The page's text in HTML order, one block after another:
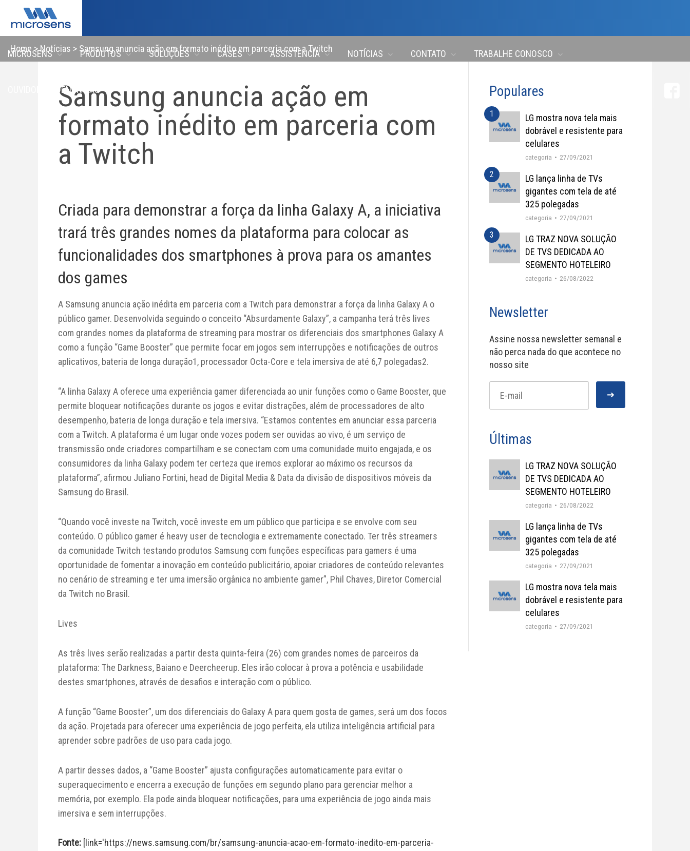
MICROSENS PRODUTOS SOLUÇÕES CASES ASSISTÊNCIA NOTÍCIAS CONTATO TRABALHE CONOSCO
OUVIDORIA \ DENÚNCIAS
Home>Notícias > Samsung anuncia ação em formato inédito em parceria com a Twitch
Samsung anuncia ação em
formato inédito em parceria com
a Twitch
Criada para demonstrar a força da linha Galaxy A, a iniciativa
trará três grandes nomes da plataforma para colocar as
funcionalidades dos smartphones à prova para os amantes
dos games
A Samsung anuncia ação inédita em parceria com a Twitch para demonstrar a força da linha Galaxy A o
público gamer. Desenvolvida seguindo o conceito “Absurdamente Galaxy”, a campanha terá três lives
com grandes nomes da plataforma de streaming para mostrar os diferenciais dos smartphones Galaxy A
como a função “Game Booster” que permite focar em jogos sem interrupções e notificações de outros
aplicativos, bateria de longa duração1, processador Octa-Core e tela imersiva de até 6,7 polegadas2.
“A linha Galaxy A oferece uma experiência gamer diferenciada ao unir funções como o Game Booster, que
permite bloquear notificações durante os jogos e evitar distrações, além de processadores de alto
desempenho, bateria de longa duração e tela imersiva. “Estamos contentes em anunciar essa parceria
com a Twitch. A plataforma é um lugar onde vozes podem ser ouvidas ao vivo, é um serviço de
transmissão onde criadores compartilham e se conectam com uma comunidade muito engajada, e os
consumidores da linha Galaxy podem ter certeza que iremos explorar ao máximo os recursos da
plataforma”, afirmou Juliano Fortini, head de Digital Media & Data da divisão de dispositivos móveis da
Samsung do Brasil.
“Quando você investe na Twitch, você investe em um público que participa e se envolve com seu
conteúdo. O público gamer é heavy user de tecnologia e extremamente conectado. Ter três streamers
da comunidade Twitch testando produtos Samsung com funções específicas para gamers é uma
oportunidade de fomentar a inovação em conteúdo publicitário, apoiar criadores de conteúdo relevantes
no cenário de streaming e ter uma imersão orgânica no ambiente gamer”, Phil Chaves, Diretor Comercial
da Twitch no Brasil.
Lives
As três lives serão realizadas a partir desta quinta-feira (26) com grandes nomes de parceiros da
plataforma: The Darkness, Baiano e Deercheerup. Eles irão colocar à prova a potência e usabilidade
destes smartphones, através de desafios e interação com o público.
A função “Game Booster”, um dos diferenciais do Galaxy A para quem gosta de games, será um dos focos
da ação. Projetada para oferecer uma experiência de jogo perfeita, ela utiliza inteligência artificial para
aprender sobre padrões de uso para cada jogo.
A partir desses dados, a “Game Booster” ajusta configurações automaticamente para evitar o
superaquecimento e encerra a execução de funções em segundo plano para gerenciar melhor a
memória, por exemplo. Ela pode ainda bloquear notificações, para uma experiência de jogo ainda mais
imersiva e sem interrupções.
Fonte: [link='https://news.samsung.com/br/samsung-anuncia-acao-em-formato-inedito-em-parceria-
Populares
LG mostra nova tela mais
dobrável e resistente para
celulares
categoria 27/09/2021
LG lança linha de TVs
gigantes com tela de até
325 polegadas
categoria 27/09/2021
LG TRAZ NOVA SOLUÇÃO
DE TVS DEDICADA AO
SEGMENTO HOTELEIRO
categoria 26/08/2022
Newsletter
Assine nossa newsletter semanal e
não perca nada do que acontece no
nosso site
Últimas
LG TRAZ NOVA SOLUÇÃO
DE TVS DEDICADA AO
SEGMENTO HOTELEIRO
categoria 26/08/2022
LG lança linha de TVs
gigantes com tela de até
325 polegadas
categoria 27/09/2021
LG mostra nova tela mais
dobrável e resistente para
celulares
categoria 27/09/2021